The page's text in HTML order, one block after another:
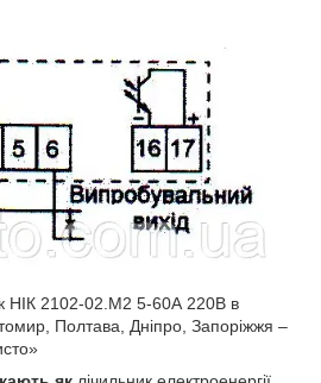
НІК 2102-02.M2 5-60А 220В в
Полтава, Дніпро, Запоріжжя –